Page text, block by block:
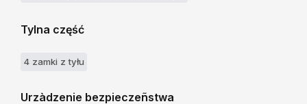
Tylna część
4 zamki z tyłu
Urzàdzenie bezpieczeñstwa